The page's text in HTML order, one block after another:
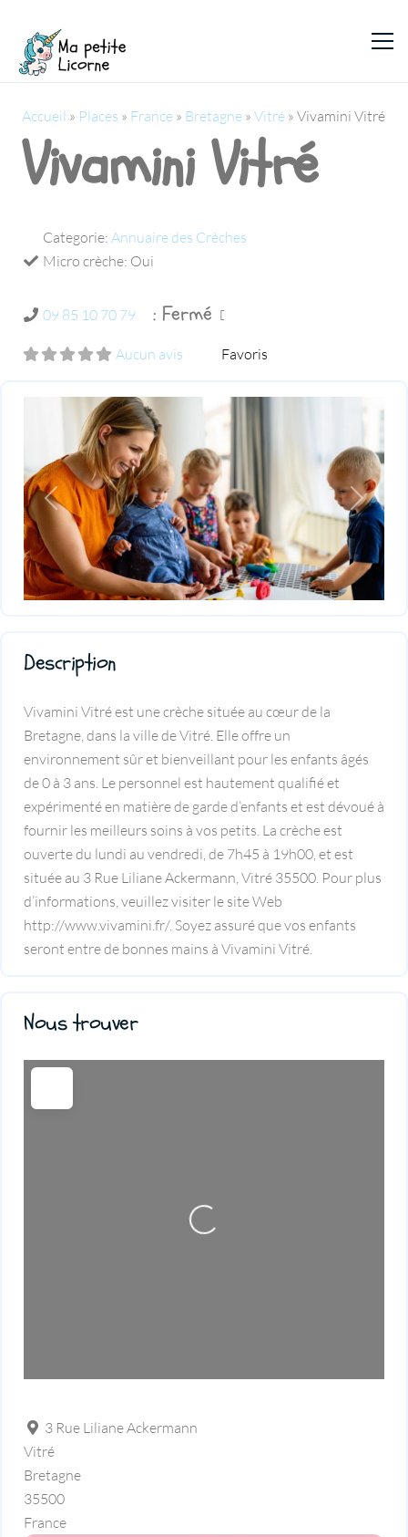
Accueil » Places » France » Bretagne » Vitré » Vivamini Vitré
Vivamini Vitré
Categorie: Annuaire des Crèches
Micro crèche: Oui
09 85 10 70 79 : Fermé
Aucun avis Favoris
Previous Next
Description
Vivamini Vitré est une crèche située au cœur de la
Bretagne, dans la ville de Vitré. Elle offre un
environnement sûr et bienveillant pour les enfants âgés
de 0 à 3 ans. Le personnel est hautement qualifié et
expérimenté en matière de garde d’enfants et est dévoué à
fournir les meilleurs soins à vos petits. La crèche est
ouverte du lundi au vendredi, de 7h45 à 19h00, et est
située au 3 Rue Liliane Ackermann, Vitré 35500. Pour plus
d’informations, veuillez visiter le site Web
http://www.vivamini.fr/. Soyez assuré que vos enfants
seront entre de bonnes mains à Vivamini Vitré.
Nous trouver
Loading...
3 Rue Liliane Ackermann
Vitré
Bretagne
35500
France